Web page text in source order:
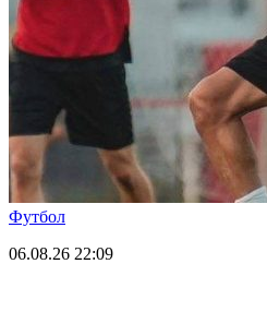
Футбол
06.08.26 22:09